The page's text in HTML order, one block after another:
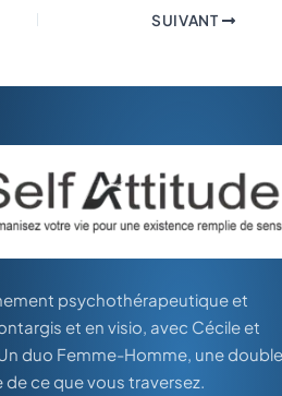
SUIVANT
psychothérapeutique et
et en visio, avec Cécile et
duo Femme-Homme, une double
de ce que vous traversez.